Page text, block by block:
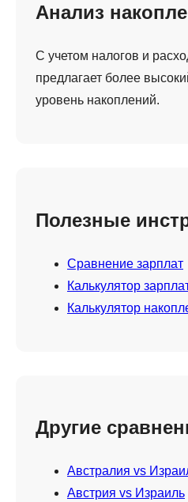
Анализ
С учетом налогов и
предлагает более
уровень накоплений.
Полезные
Сравнение зарплат
Калькулятор
Калькулятор
Другие
Австралия vs
Австрия vs Израиль